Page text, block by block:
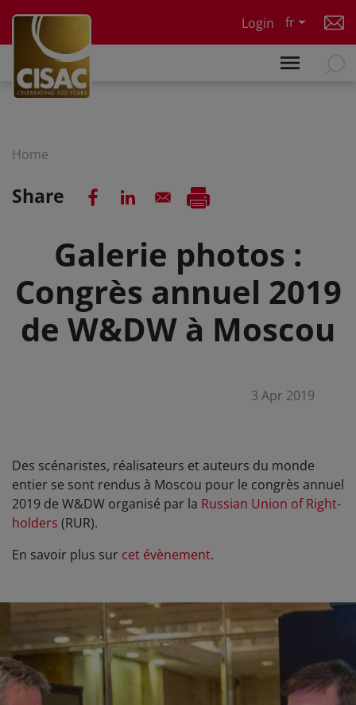
Login
fr
Home
Share
Galerie photos :
Congrès annuel 2019
de W&DW à Moscou
3 Apr 2019
Des scénaristes, réalisateurs et auteurs du monde
entier se sont rendus à Moscou pour le congrès annuel
2019 de W&DW organisé par la Russian Union of Right-
holders (RUR).
En savoir plus sur cet évènement.